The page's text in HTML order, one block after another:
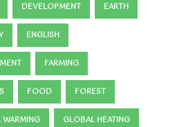
DEVELOPMENT EARTH
ENGLISH
FARMING
FOOD FOREST
GLOBAL HEATING